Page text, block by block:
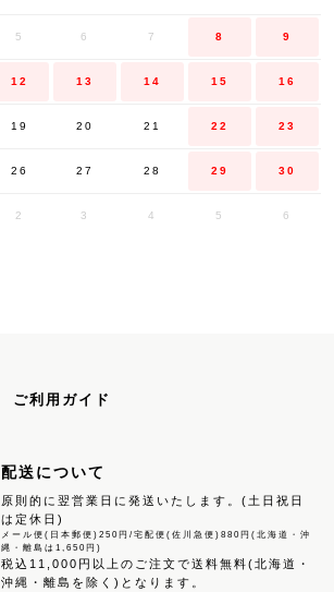
5 6 7 8 9
12 13 14 15 16
19 20 21 22 23
26 27 28 29 30
2 3 4 5 6
ご利用ガイド
配送について
原則的に翌営業日に発送いたします。(土日祝日
は定休日)
メール便(日本郵便)250円/宅配便(佐川急便)880円(北海道・沖
縄・離島は1,650円)
税込11,000円以上のご注文で送料無料(北海道・
沖縄・離島を除く)となります。